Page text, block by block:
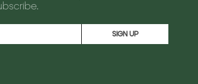
SIGN UP